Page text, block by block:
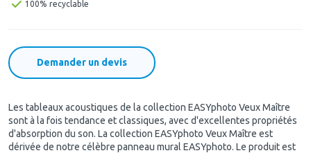
100% recyclable
Demander un devis
Les tableaux acoustiques de la collection EASYphoto Veux Maître
sont à la fois tendance et classiques, avec d'excellentes propriétés
d'absorption du son. La collection EASYphoto Veux Maître est
dérivée de notre célèbre panneau mural EASYphoto. Le produit est